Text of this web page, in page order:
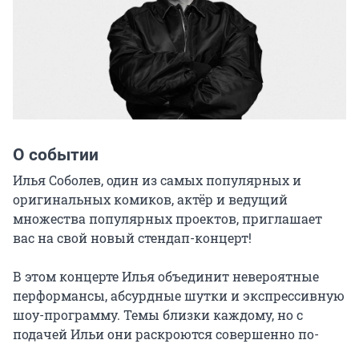
О событии
Илья Соболев, один из самых популярных и
оригинальных комиков, актёр и ведущий
множества популярных проектов, приглашает
вас на свой новый стендап-концерт!
В этом концерте Илья объединит невероятные
перформансы, абсурдные шутки и экспрессивную
шоу-программу. Темы близки каждому, но с
подачей Ильи они раскроются совершенно по-